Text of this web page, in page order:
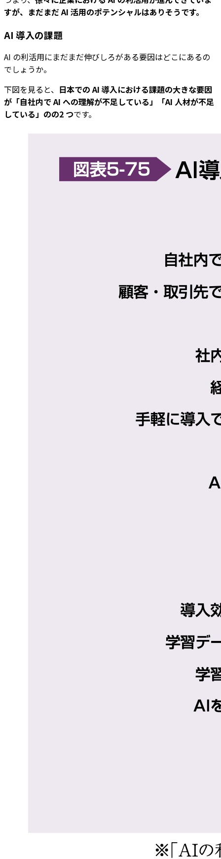
すが、まだまだ AI 活用のポテンシャルはありそうです。
AI 導入の課題
AI の利活用にまだまだ伸びしろがある要因はどこにあるの
でしょうか。
下図を見ると、 日本での AI 導入における課題の大きな要因
が「自社内で AI への理解が不足している」「AI 人材が不足
している」のの2 つです。